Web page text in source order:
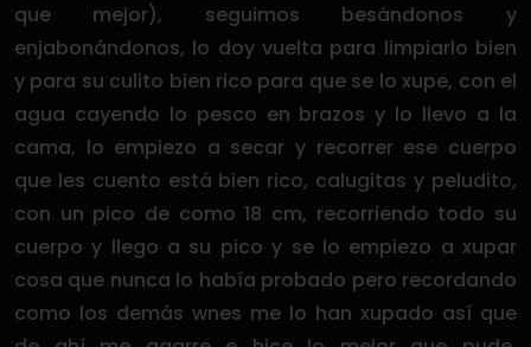
que mejor), seguimos besándonos y
enjabonándonos, lo doy vuelta para limpiarlo bien
y para su culito bien rico para que se lo xupe, con el
agua cayendo lo pesco en brazos y lo llevo a la
cama, lo empiezo a secar y recorrer ese cuerpo
que les cuento está bien rico, calugitas y peludito,
con un pico de como 18 cm, recorriendo todo su
cuerpo y llego a su pico y se lo empiezo a xupar
cosa que nunca lo había probado pero recordando
como los demás wnes me lo han xupado así que